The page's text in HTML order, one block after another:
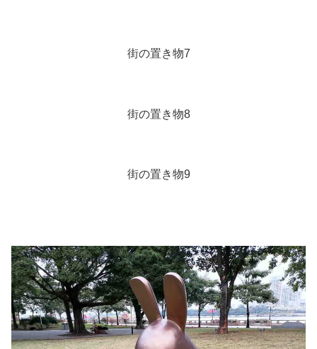
街の置き物7
街の置き物8
街の置き物9